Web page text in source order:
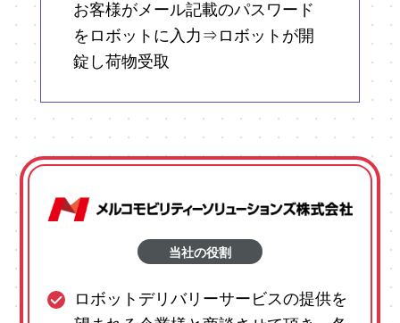
お客様がメール記載のパスワード
をロボットに入力⇒ロボットが開
錠し荷物受取
当社の役割
ロボットデリバリーサービスの提供を